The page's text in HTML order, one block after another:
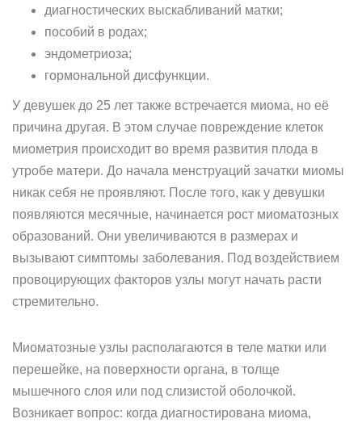
диагностических выскабливаний матки;
пособий в родах;
эндометриоза;
гормональной дисфункции.
У девушек до 25 лет также встречается миома, но её
причина другая. В этом случае повреждение клеток
миометрия происходит во время развития плода в
утробе матери. До начала менструаций зачатки миомы
никак себя не проявляют. После того, как у девушки
появляются месячные, начинается рост миоматозных
образований. Они увеличиваются в размерах и
вызывают симптомы заболевания. Под воздействием
провоцирующих факторов узлы могут начать расти
стремительно.
Миоматозные узлы располагаются в теле матки или
перешейке, на поверхности органа, в толще
мышечного слоя или под слизистой оболочкой.
Возникает вопрос: когда диагностирована миома,